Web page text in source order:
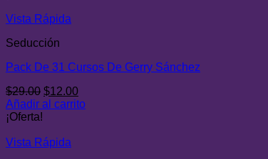
$25.00.
Vista Rápida
Seducción
Pack De 31 Cursos De Gerry Sánchez
$29.00 El
precio
$29.00.
$12.00El
precio
Añadir al carrito
¡Oferta!
Vista Rápida